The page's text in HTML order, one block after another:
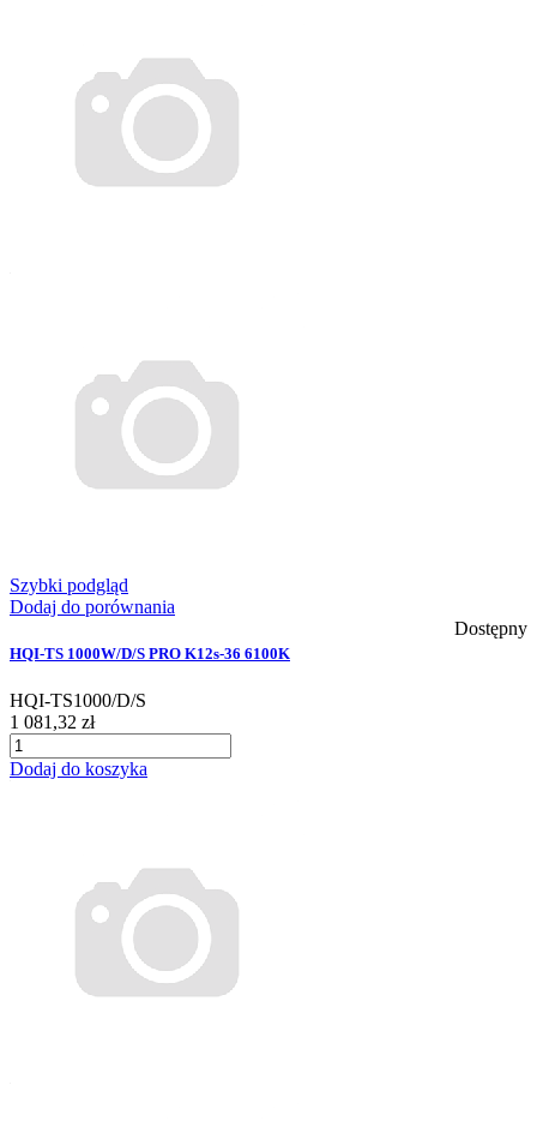
Szybki podgląd
Dodaj do porównania
Dostępny
HQI-TS 1000W/D/S PRO K12s-36 6100K
HQI-TS1000/D/S
1 081,32 zł
Dodaj do koszyka